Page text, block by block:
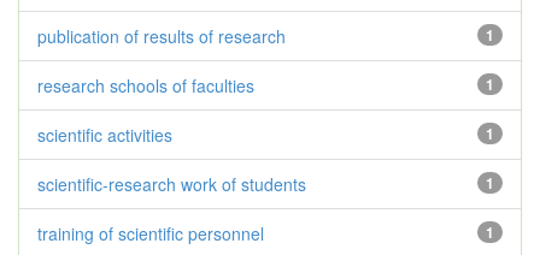
1
publication of results of research
1
research schools of faculties
1
scientific activities
1
scientific-research work of students
1
training of scientific personnel